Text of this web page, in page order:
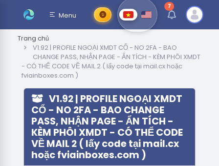
Menu
7thông báo chưa
Trang chủ
V1.92 | PROFILE NGOẠI XMDT CỔ - NO 2FA - BAO
CHANGE PASS, NHẬN PAGE - ẨN TÍCH - KÈM PHÔI XMDT
- CÓ THỂ CODE VỀ MAIL 2 ( lấy code tại mail.cx hoặc
fviainboxes.com )
V1.92 | PROFILE NGOẠI XMDT
CỔ - NO 2FA - BAO CHANGE
PASS, NHẬN PAGE - ẨN TÍCH -
KÈM PHÔI XMDT - CÓ THỂ CODE
VỀ MAIL 2 ( lấy code tại mail.cx
hoặc fviainboxes.com )